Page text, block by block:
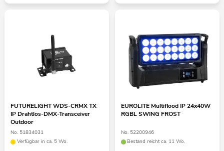
FUTURELIGHT WDS-CRMX TX
IP Drahtlos-DMX-Transceiver
Outdoor
No. 51834031
Verfügbar in ca. 5 Wo.
EUROLITE Multiflood IP 24x40W
RGBL SWING FROST
No. 52200946
Bestand reicht ca. 11 Wo.